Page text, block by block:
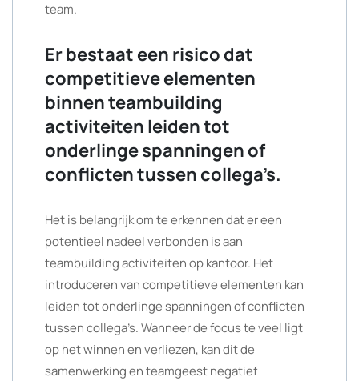
team.
Er bestaat een risico dat
competitieve elementen
binnen teambuilding
activiteiten leiden tot
onderlinge spanningen of
conflicten tussen collega’s.
Het is belangrijk om te erkennen dat er een
potentieel nadeel verbonden is aan
teambuilding activiteiten op kantoor. Het
introduceren van competitieve elementen kan
leiden tot onderlinge spanningen of conflicten
tussen collega’s. Wanneer de focus te veel ligt
op het winnen en verliezen, kan dit de
samenwerking en teamgeest negatief